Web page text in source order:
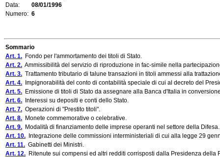
Data:
08/01/1996
Numero: 6
Sommario
Art. 1. Fondo per l'ammortamento dei titoli di Stato.
Art. 2. Ammissibilità del servizio di riproduzione in fac-simile nella
Art. 3. Trattamento tributario di talune transazioni in titoli ammessi alla
Art. 4. Impignorabilità del conto di contabilità speciale di cui al decreto del
Art. 5. Emissione di titoli di Stato da assegnare alla Banca d'Italia in
Art. 6. Interessi su depositi e conti dello Stato.
Art. 7. Operazioni di "Prestito titoli".
Art. 8. Monete commemorative o celebrative.
Art. 9. Modalità di finanziamento delle imprese operanti nel settore della Difesa.
Art. 10. Integrazione delle commissioni interministeriali di cui alla legge 29
Art. 11. Gabinetti dei Ministri.
Art. 12. Ritenute sui compensi ed altri redditi corrisposti dalla Presidenza della